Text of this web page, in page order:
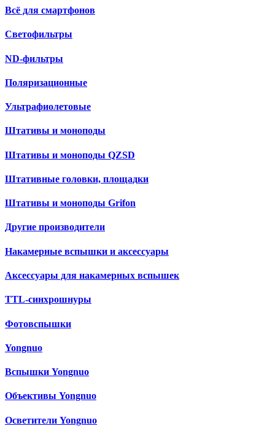
Всё для смартфонов
Светофильтры
ND-фильтры
Поляризационные
Ультрафиолетовые
Штативы и моноподы
Штативы и моноподы QZSD
Штативные головки, площадки
Штативы и моноподы Grifon
Другие производители
Накамерные вспышки и аксессуары
Аксессуары для накамерных вспышек
TTL-синхрошнуры
Фотовспышки
Yongnuo
Вспышки Yongnuo
Объективы Yongnuo
Осветители Yongnuo